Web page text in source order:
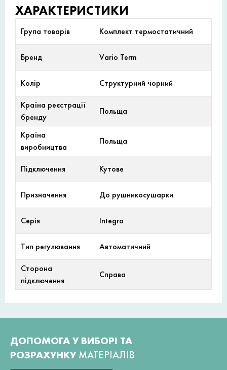
ХАРАКТЕРИСТИКИ
Група товарів Комплект термостатичний
Бренд Vario Term
Колір Структурний чорний
Країна реєстрації
бренду
Польща
Країна
виробництва
Польща
Підключення Кутове
Призначення До рушникосушарки
Серія Integra
Тип регулювання Автоматичний
Сторона
підключення
Справа
ДОПОМОГА У ВИБОРІ ТА
РОЗРАХУНКУ МАТЕРІАЛІВ